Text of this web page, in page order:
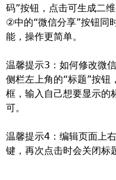
码”按钮，点击可生成二
②中的“微信分享”按钮同
能，操作更简单。
温馨提示3：如何修改微
侧栏左上角的“标题”按钮
框，输入自己想要显示的
可。
温馨提示4：编辑页面上
键，再次点击时会关闭标